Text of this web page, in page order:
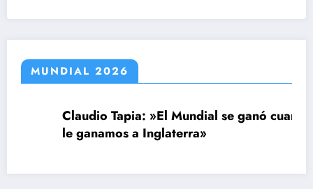
MUNDIAL 2026
Claudio Tapia: »El Mundial se ganó cuando
le ganamos a Inglaterra»